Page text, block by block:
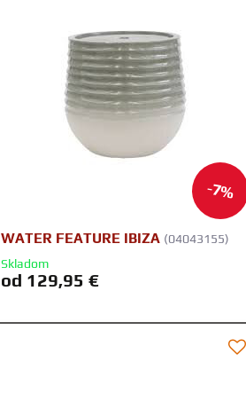
7%
WATER FEATURE IBIZA (04043155)
Skladom
od 129,95 €